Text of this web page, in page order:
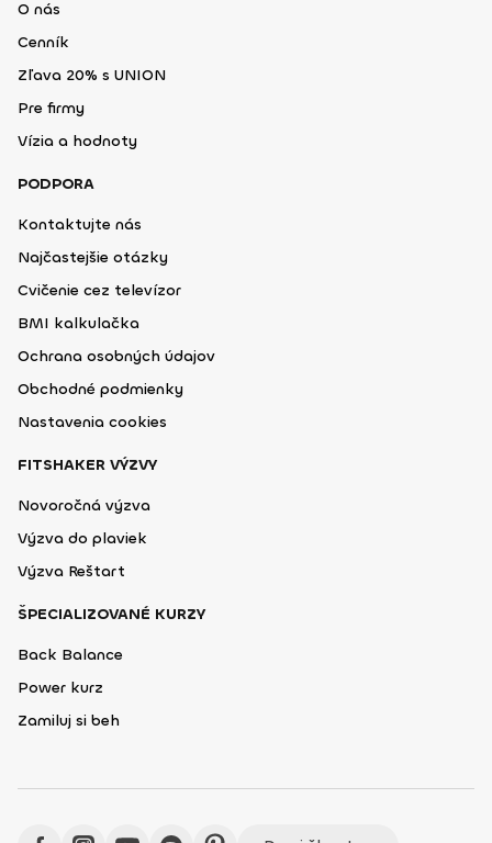
O nás
Cenník
Zľava 20% s UNION
Pre firmy
Vízia a hodnoty
PODPORA
Kontaktujte nás
Najčastejšie otázky
Cvičenie cez televízor
BMI kalkulačka
Ochrana osobných údajov
Obchodné podmienky
Nastavenia cookies
FITSHAKER VÝZVY
Novoročná výzva
Výzva do plaviek
Výzva Reštart
ŠPECIALIZOVANÉ KURZY
Back Balance
Power kurz
Zamiluj si beh